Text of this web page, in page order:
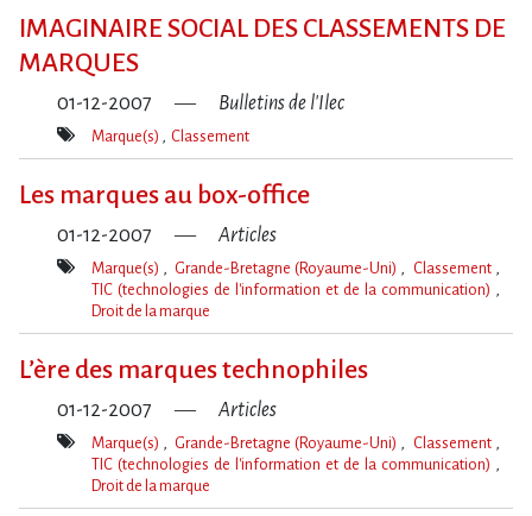
IMAGINAIRE SOCIAL DES CLASSEMENTS DE
MARQUES
01-12-2007 Bulletins de l'Ilec
Mot(s)-
Marque(s) Classement
Les marques au box-office
01-12-2007 Articles
Mot(s)-
Marque(s) Grande-Bretagne (Royaume-Uni)
Classement
TIC (technologies de l'information et de la communication)
Droit de la marque
L’ère des marques technophiles
01-12-2007 Articles
Mot(s)-
Marque(s) Grande-Bretagne (Royaume-Uni)
Classement
TIC (technologies de l'information et de la communication)
Droit de la marque